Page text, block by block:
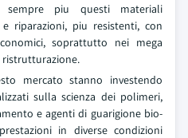
sempre piu questi materiali
riparazioni, piu resistenti, con
soprattutto nei mega
mercato stanno investendo
sulla scienza dei polimeri,
e agenti di guarigione bio-
in diverse condizioni